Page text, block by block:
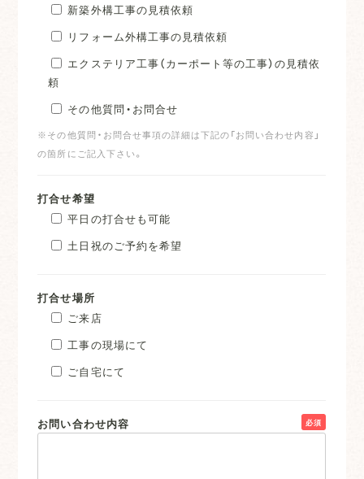
新築外構工事の見積依頼
リフォーム外構工事の見積依頼
エクステリア工事（カーポート等の工事）の見積依
頼
その他質問・お問合せ
※その他質問・お問合せ事項の詳細は下記の「お問い合わせ内容」
の箇所にご記入下さい。
打合せ希望
平日の打合せも可能
土日祝のご予約を希望
打合せ場所
ご来店
工事の現場にて
ご自宅にて
お問い合わせ内容 必須